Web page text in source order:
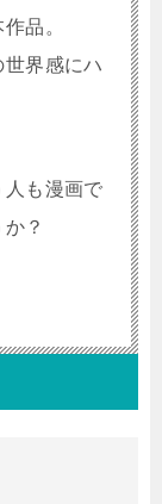
品。
界感にハ
人も漫画で
？